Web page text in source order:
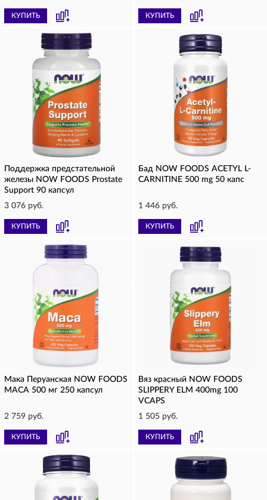
КУПИТЬ КУПИТЬ
Поддержка предстательной
железы NOW FOODS Prostate
Support 90 капсул
3 076 руб.
КУПИТЬ
Бад NOW FOODS ACETYL L-
CARNITINE 500 mg 50 капс
1 446 руб.
КУПИТЬ
Мака Перуанская NOW FOODS
MACA 500 мг 250 капсул
2 759 руб.
КУПИТЬ
Вяз красный NOW FOODS
SLIPPERY ELM 400mg 100
VCAPS
1 505 руб.
КУПИТЬ